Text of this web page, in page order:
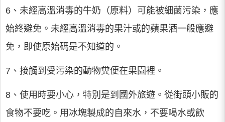
6、未經高溫消毒的牛奶（原料）可能被細菌污染，應
始終避免。未經高溫消毒的果汁或的蘋果酒一般應避
免，即使原始碼是不知道的。
7、接觸到受污染的動物糞便在果園裡。
8、使用時要小心，特別是到國外旅遊。從街頭小販的
食物不要吃。用冰塊製成的自來水，不要喝水或飲